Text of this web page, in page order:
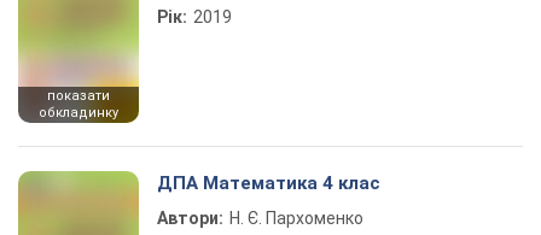
показати
обкладинку
Рік: 2019
ДПА Математика 4 клас
Автори: Н. Є. Пархоменко